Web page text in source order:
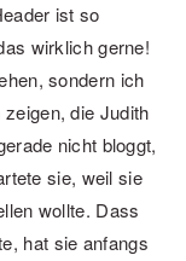
ist so
wirklich gerne!
sondern ich
die Judith
nicht bloggt,
sie, weil sie
wollte. Dass
hat sie anfangs